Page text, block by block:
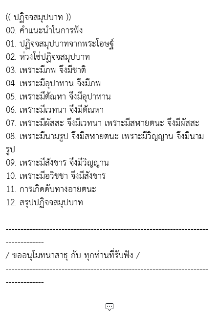
(( ปฏิจจสมุปบาท ))
00. คำแนะนำในการฟัง
01. ปฏิจจสมุปบาทจากพระโอษฐ์
02. ห่วงโซ่ปฏิจจสมุปบาท
03. เพราะมีภพ จึงมีชาติ
04. เพราะมีอุปาทาน จึงมีภพ
05. เพราะมึตัณหา จึงมีอุปาทาน
06. เพราะมีเวทนา จึงมีตัณหา
07. เพราะมีผัสสะ จึงมีเวทนา เพราะมีสฬายตนะ จึงมีผัสสะ
08. เพราะมีนามรูป จึงมีสฬายตนะ เพราะมีวิญญาน จึงมีนาม
รูป
09. เพราะมีสังขาร จึงมีวิญญาน
10. เพราะมีอวิชชา จึงมีสังขาร
11. การเกิดดับทางอายตนะ
12. สรุปปฏิจจสมุปบาท
---------------------------------------------------------------------
-------------
/ ขออนุโมทนาสาธุ กับ ทุกท่านที่รับฟัง /
---------------------------------------------------------------------
-------------